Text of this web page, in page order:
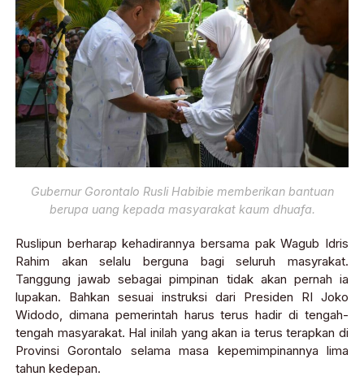
Gubernur Gorontalo Rusli Habibie memberikan bantuan
berupa uang kepada masyarakat kaum dhuafa.
Ruslipun berharap kehadirannya bersama pak Wagub Idris
Rahim akan selalu berguna bagi seluruh masyrakat.
Tanggung jawab sebagai pimpinan tidak akan pernah ia
lupakan. Bahkan sesuai instruksi dari Presiden RI Joko
Widodo, dimana pemerintah harus terus hadir di tengah-
tengah masyarakat. Hal inilah yang akan ia terus terapkan di
Provinsi Gorontalo selama masa kepemimpinannya lima
tahun kedepan.